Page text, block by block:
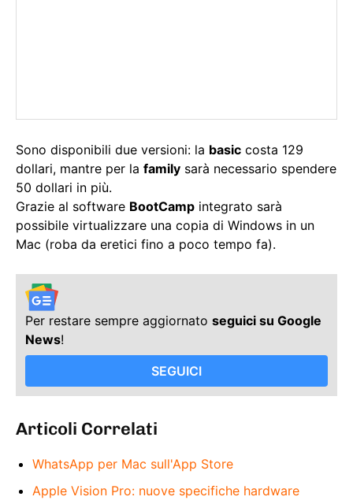
Sono disponibili due versioni: la basic costa 129
dollari, mantre per la family sarà necessario spendere
50 dollari in più.
Grazie al software BootCamp integrato sarà
possibile virtualizzare una copia di Windows in un
Mac (roba da eretici fino a poco tempo fa).
Per restare sempre aggiornato seguici su Google
News!
SEGUICI
Articoli Correlati
WhatsApp per Mac sull'App Store
Apple Vision Pro: nuove specifiche hardware